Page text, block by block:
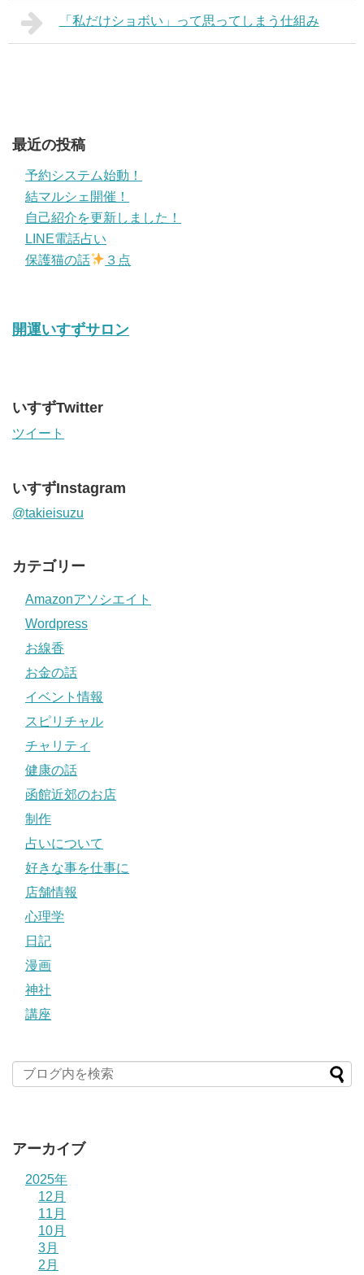
「私だけショボい」って思ってしまう仕組み
最近の投稿
予約システム始動！
結マルシェ開催！
自己紹介を更新しました！
LINE電話占い
保護猫の話
３点
開運いすずサロン
いすずTwitter
ツイート
いすずInstagram
@takieisuzu
カテゴリー
Amazonアソシエイト
Wordpress
お線香
お金の話
イベント情報
スピリチャル
チャリティ
健康の話
函館近郊のお店
制作
占いについて
好きな事を仕事に
店舗情報
心理学
日記
漫画
神社
講座
アーカイブ
2025年
12月
11月
10月
3月
2月